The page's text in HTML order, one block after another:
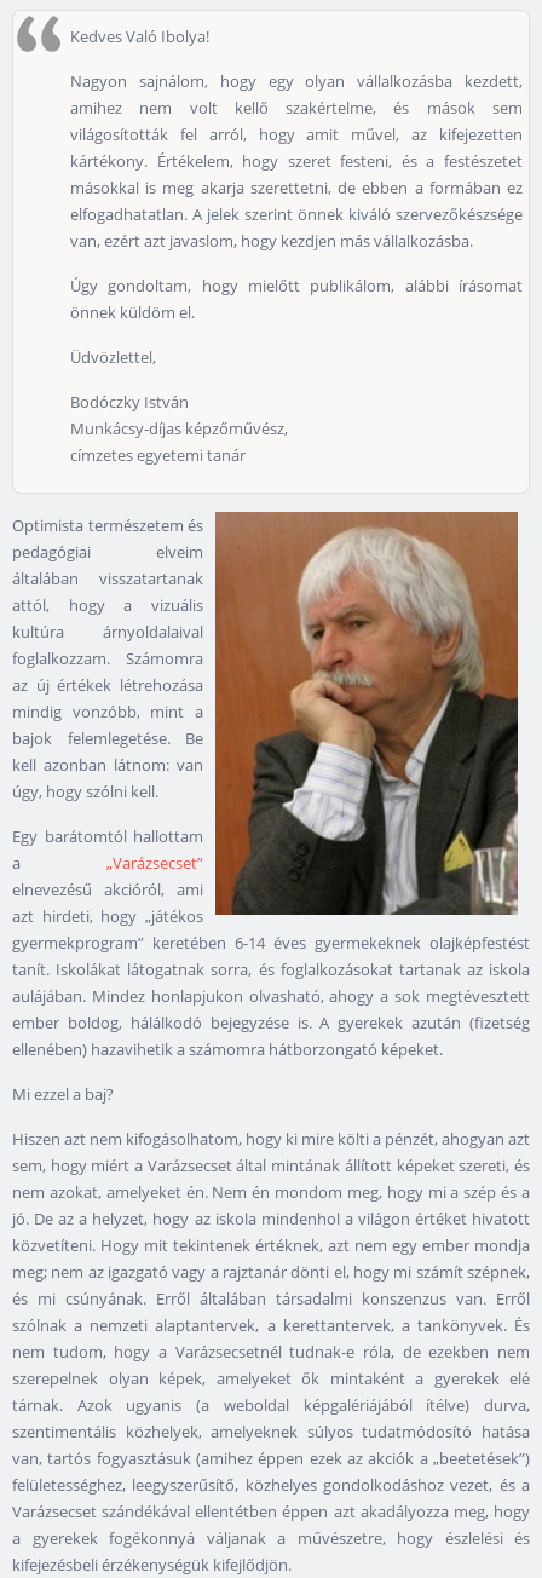
Kedves Való Ibolya!
Nagyon sajnálom, hogy egy olyan vállalkozásba kezdett,
amihez nem volt kellő szakértelme, és mások sem
világosították fel arról, hogy amit művel, az kifejezetten
kártékony. Értékelem, hogy szeret festeni, és a festészetet
másokkal is meg akarja szerettetni, de ebben a formában ez
elfogadhatatlan. A jelek szerint önnek kiváló szervezőkészsége
van, ezért azt javaslom, hogy kezdjen más vállalkozásba.
Úgy gondoltam, hogy mielőtt publikálom, alábbi írásomat
önnek küldöm el.
Üdvözlettel,
Bodóczky István
Munkácsy-díjas képzőművész,
címzetes egyetemi tanár
Optimista természetem és
pedagógiai elveim
általában visszatartanak
attól, hogy a vizuális
kultúra árnyoldalaival
foglalkozzam. Számomra
az új értékek létrehozása
mindig vonzóbb, mint a
bajok felemlegetése. Be
kell azonban látnom: van
úgy, hogy szólni kell.
Egy barátomtól hallottam
a „Varázsecset”
elnevezésű akcióról, ami
azt hirdeti, hogy „játékos
gyermekprogram” keretében 6-14 éves gyermekeknek olajképfestést
tanít. Iskolákat látogatnak sorra, és foglalkozásokat tartanak az iskola
aulájában. Mindez honlapjukon olvasható, ahogy a sok megtévesztett
ember boldog, hálálkodó bejegyzése is. A gyerekek azután (fizetség
ellenében) hazavihetik a számomra hátborzongató képeket.
Mi ezzel a baj?
Hiszen azt nem kifogásolhatom, hogy ki mire költi a pénzét, ahogyan azt
sem, hogy miért a Varázsecset által mintának állított képeket szereti, és
nem azokat, amelyeket én. Nem én mondom meg, hogy mi a szép és a
jó. De az a helyzet, hogy az iskola mindenhol a világon értéket hivatott
közvetíteni. Hogy mit tekintenek értéknek, azt nem egy ember mondja
meg; nem az igazgató vagy a rajztanár dönti el, hogy mi számít szépnek,
és mi csúnyának. Erről általában társadalmi konszenzus van. Erről
szólnak a nemzeti alaptantervek, a kerettantervek, a tankönyvek. És
nem tudom, hogy a Varázsecsetnél tudnak-e róla, de ezekben nem
szerepelnek olyan képek, amelyeket ők mintaként a gyerekek elé
tárnak. Azok ugyanis (a weboldal képgalériájából ítélve) durva,
szentimentális közhelyek, amelyeknek súlyos tudatmódosító hatása
van, tartós fogyasztásuk (amihez éppen ezek az akciók a „beetetések”)
felületességhez, leegyszerűsítő, közhelyes gondolkodáshoz vezet, és a
Varázsecset szándékával ellentétben éppen azt akadályozza meg, hogy
a gyerekek fogékonnyá váljanak a művészetre, hogy észlelési és
kifejezésbeli érzékenységük kifejlődjön.